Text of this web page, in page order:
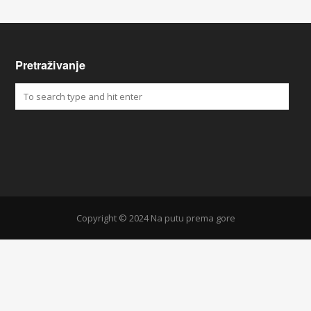
Pretraživanje
Copyright © 2024 Na putu prema gore